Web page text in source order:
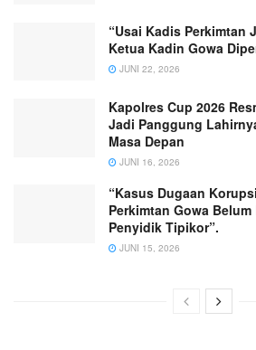
“Usai Kadis Perkimtan
Ketua Kadin Gowa
JUNI 22, 2026
Kapolres Cup 2026
Jadi Panggung
Masa Depan
JUNI 16, 2026
“Kasus Dugaan
Perkimtan Gowa
Penyidik Tipikor”.
JUNI 15, 2026